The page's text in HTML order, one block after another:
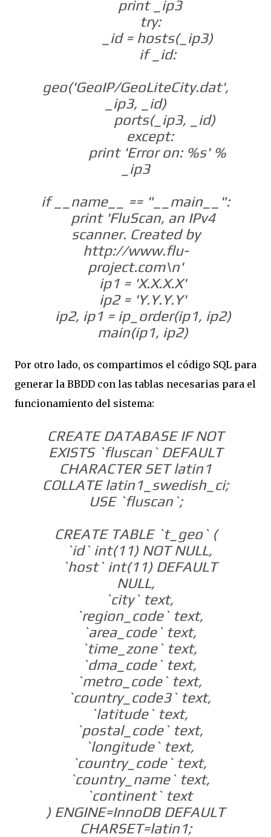
print _ip3
try:
_id = hosts(_ip3)
if _id:
geo('GeoIP/GeoLiteCity.dat',
_ip3, _id)
ports(_ip3, _id)
except:
print 'Error on: %s' %
_ip3
if __name__ == "__main__":
print 'FluScan, an IPv4
scanner. Created by
http://www.flu-
project.com\n'
ip1 = 'X.X.X.X'
ip2 = 'Y.Y.Y.Y'
ip2, ip1 = ip_order(ip1, ip2)
main(ip1, ip2)
Por otro lado, os compartimos el código SQL para
generar la BBDD con las tablas necesarias para el
funcionamiento del sistema:
CREATE DATABASE IF NOT
EXISTS `fluscan` DEFAULT
CHARACTER SET latin1
COLLATE latin1_swedish_ci;
USE `fluscan`;
CREATE TABLE `t_geo` (
`id` int(11) NOT NULL,
`host` int(11) DEFAULT
NULL,
`city` text,
`region_code` text,
`area_code` text,
`time_zone` text,
`dma_code` text,
`metro_code` text,
`country_code3` text,
`latitude` text,
`postal_code` text,
`longitude` text,
`country_code` text,
`country_name` text,
`continent` text
) ENGINE=InnoDB DEFAULT
CHARSET=latin1;